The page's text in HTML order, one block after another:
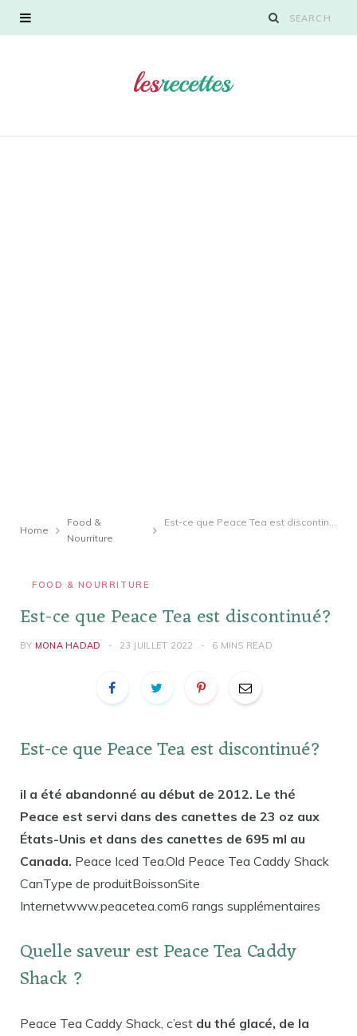
Home
Food &
Nourriture
Est-ce que Peace Tea est discontinué?
FOOD & NOURRITURE
Est-ce que Peace Tea est discontinué?
BY MONA HADAD 23 JUILLET 2022 6 MINS READ
Est-ce que Peace Tea est discontinué?
il a été abandonné au début de 2012. Le thé
Peace est servi dans des canettes de 23 oz aux
États-Unis et dans des canettes de 695 ml au
Canada. Peace Iced Tea.Old Peace Tea Caddy Shack
CanType de produitBoissonSite
Internetwww.peacetea.com6 rangs supplémentaires
Quelle saveur est Peace Tea Caddy
Shack ?
Peace Tea Caddy Shack, c’est du thé glacé, de la